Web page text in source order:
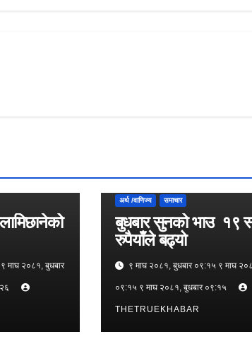
माघ २०८१, बुधबार
अर्थ /वाणिज्य समाचार
बुधबार सुनको भाउ १९
रुपैयाँले बढ्यो
९ माघ २०८१, बुधबार ०९:१५ ९ माघ
०९:१५ ९ माघ २०८१, बुधबार ०९:१५
THETRUEKHABAR